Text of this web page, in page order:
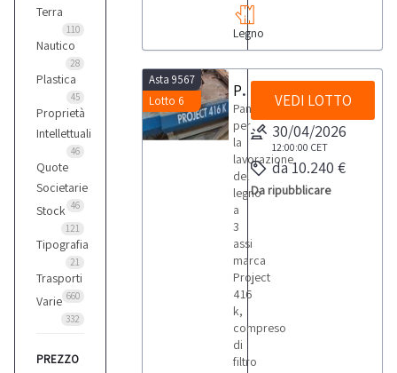
Terra
110
Nautico
28
Plastica
45
Proprietà
Intellettuali
46
Quote
Societarie
46
Stock
121
Tipografia
21
Trasporti
660
Varie
332
PREZZO
Legno
Asta 9567
Lotto 6
Pantografo a 3 assi Project
Pantografo
per
la
lavorazione
del
legno
a
3
assi
marca
Project
416
k,
compreso
di
filtro
VEDI LOTTO
30/04/2026
12:00:00 CET
da 10.240 €
Da ripubblicare